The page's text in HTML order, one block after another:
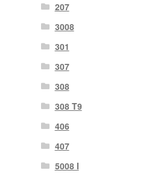
207
3008
301
307
308
308 T9
406
407
5008 I